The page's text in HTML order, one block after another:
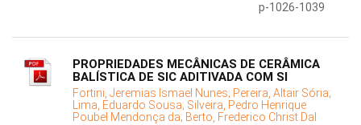
p-1026-1039
PROPRIEDADES MECÂNICAS DE CERÂMICA
BALÍSTICA DE SIC ADITIVADA COM SI
Fortini, Jeremias Ismael Nunes; Pereira, Altair Sória;
Lima, Eduardo Sousa; Silveira, Pedro Henrique
Poubel Mendonça da; Berto, Frederico Christ Dal